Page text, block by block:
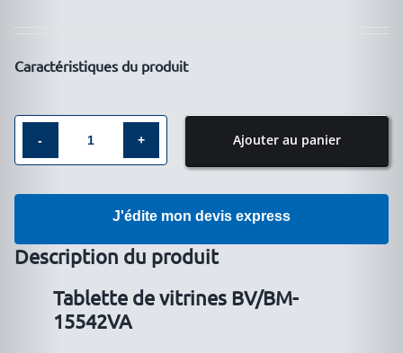
Caractéristiques du produit
vitrines
15542VA
Ajouter au panier
J'édite mon devis express
Description du produit
Tablette de vitrines BV/BM-
15542VA